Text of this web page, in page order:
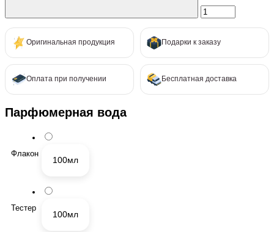
Оригинальная продукция Подарки к заказу
Оплата при получении Бесплатная доставка
Парфюмерная вода
Флакон
100мл
Тестер
100мл